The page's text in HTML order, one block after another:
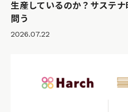
生産しているのか？サステ
問う
2026.07.22